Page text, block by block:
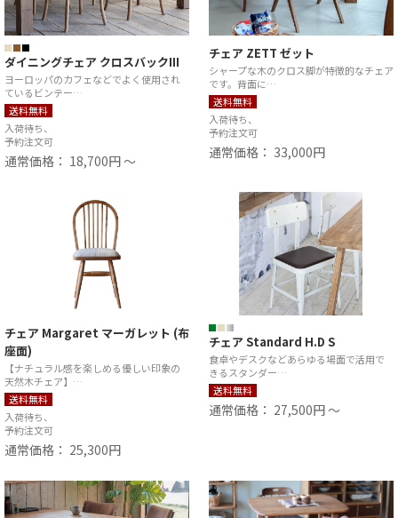
ダイニングチェア クロスバックIII
ヨーロッパのカフェなどでよく使用され
ているビンテー…
送料無料
入荷待ち、
予約注文可
通常価格： 18,700円 ～
チェア ZETT ゼット
シャープな木のクロス脚が特徴的なチェア
です。背面に…
送料無料
入荷待ち、
予約注文可
通常価格： 33,000円
チェア Margaret マーガレット (布
座面)
【ナチュラル感を楽しめる優しい印象の
天然木チェア】…
送料無料
入荷待ち、
予約注文可
通常価格： 25,300円
チェア Standard H.D S
食卓やデスクなどあらゆる場面で活用で
きるスタンダー…
送料無料
通常価格： 27,500円 ～